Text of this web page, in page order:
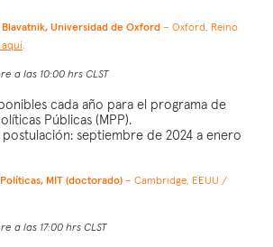
Universidad de Oxford – Oxford, Reino
aquí.
a las 10:00 hrs CLST
cada año para el programa de
Públicas (MPP).
septiembre de 2024 a enero
MIT (doctorado) – Cambridge, EEUU /
a las 17:00 hrs CLST